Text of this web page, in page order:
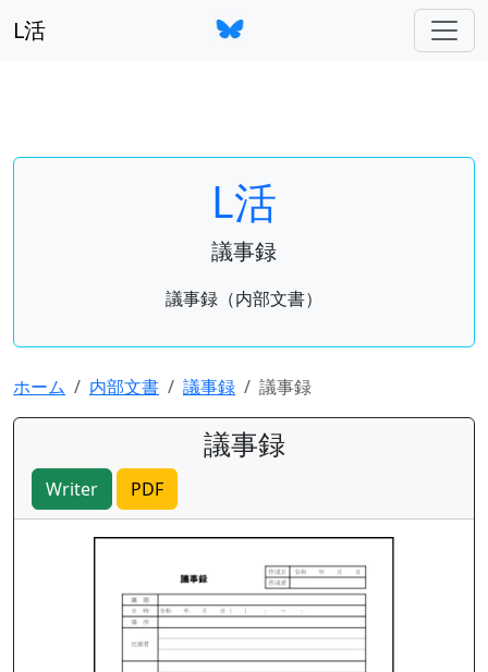
L活
L活
議事録
議事録（内部文書）
ホーム 内部文書 議事録 議事録
議事録
Writer PDF